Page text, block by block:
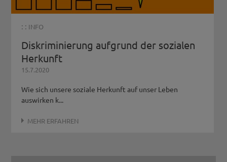
: : INFO
Diskriminierung aufgrund der sozialen
Herkunft
15.7.2020
Wie sich unsere soziale Herkunft auf unser Leben
auswirken k...
MEHR ERFAHREN